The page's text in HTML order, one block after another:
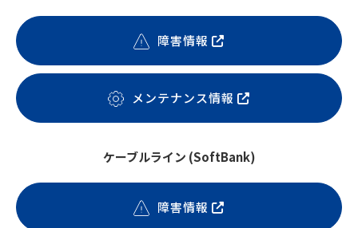
障害情報
メンテナンス情報
ケーブルライン (SoftBank)
障害情報